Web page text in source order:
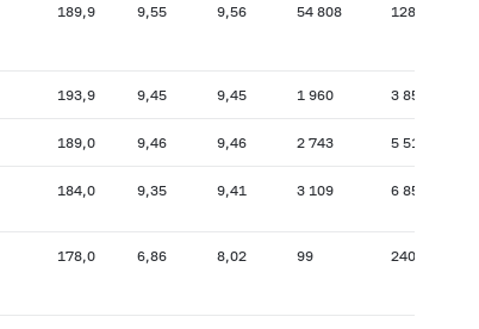
189,9 9,55 9,56 54 808 128 083
193,9 9,45 9,45 1 960 3 853
189,0 9,46 9,46 2 743 5 513
184,0 9,35 9,41 3 109 6 854
178,0 6,86 8,02 99 240